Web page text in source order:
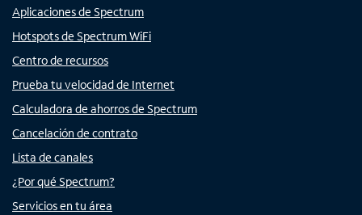
Aplicaciones de Spectrum
Hotspots de Spectrum WiFi
Centro de recursos
Prueba tu velocidad de Internet
Calculadora de ahorros de Spectrum
Cancelación de contrato
Lista de canales
¿Por qué Spectrum?
Servicios en tu área